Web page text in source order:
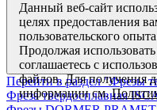
Перейти в раздел "Фрезы
Фреза твердосплавная
Данный веб-сайт
целях предоставления
пользовательского
Продолжая
соглашаетесь с
файлов. Для получения
информации см.